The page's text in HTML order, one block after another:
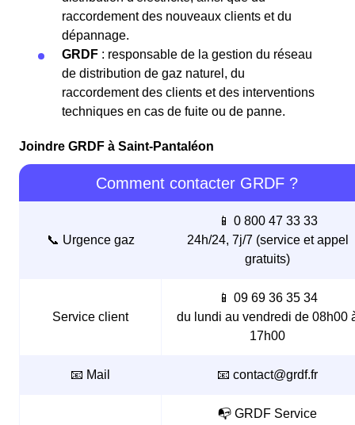
raccordement des nouveaux clients et du
dépannage.
GRDF : responsable de la gestion du réseau
de distribution de gaz naturel, du
raccordement des clients et des interventions
techniques en cas de fuite ou de panne.
Joindre GRDF à Saint-Pantaléon
Comment contacter GRDF ?
📞 Urgence gaz
📱 0 800 47 33 33
24h/24, 7j/7 (service et appel
gratuits)
Service client
📱 09 69 36 35 34
du lundi au vendredi de 08h00
17h00
📧 Mail 📧 contact@grdf.fr
📭 GRDF Service